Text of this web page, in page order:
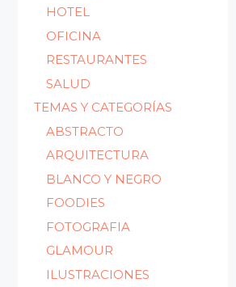
HOTEL
OFICINA
RESTAURANTES
SALUD
TEMAS Y CATEGORÍAS
ABSTRACTO
ARQUITECTURA
BLANCO Y NEGRO
FOODIES
FOTOGRAFIA
GLAMOUR
ILUSTRACIONES